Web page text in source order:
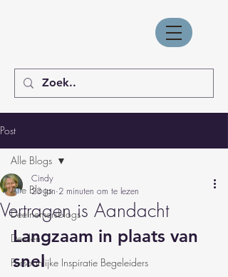
Post
Alle Blogs
Deelnemersblogs
Derden
Persoonlijke Inspiratie Begeleiders
Alle Blogs
Vertragen is Aandacht
Cindy
23 jan 2 minuten om te lezen
Langzaam in plaats van
snel